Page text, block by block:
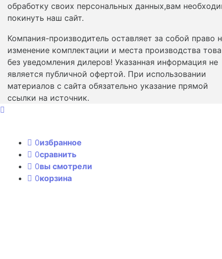
обработку своих персональных данных,вам
покинуть наш сайт.
Компания-производитель оставляет за собой право
изменение комплектации и места производства
без уведомления дилеров! Указанная информация не
является публичной офертой. При использовании
материалов с сайта обязательно указание прямой
ссылки на источник.
0избранное
0сравнить
0вы смотрели
0корзина